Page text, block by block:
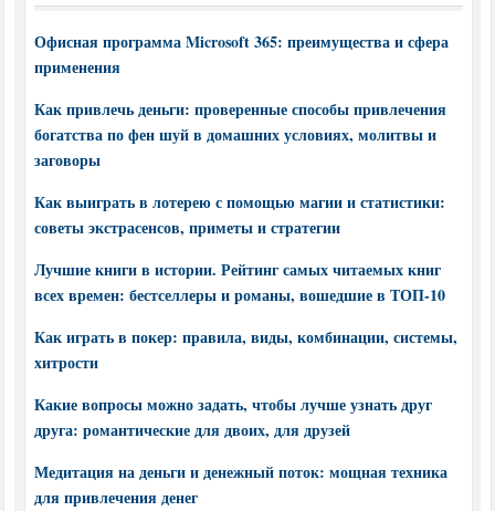
Офисная программа Microsoft 365: преимущества и сфера
применения
Как привлечь деньги: проверенные способы привлечения
богатства по фен шуй в домашних условиях, молитвы и
заговоры
Как выиграть в лотерею с помощью магии и статистики:
советы экстрасенсов, приметы и стратегии
Лучшие книги в истории. Рейтинг самых читаемых книг
всех времен: бестселлеры и романы, вошедшие в ТОП-10
Как играть в покер: правила, виды, комбинации, системы,
хитрости
Какие вопросы можно задать, чтобы лучше узнать друг
друга: романтические для двоих, для друзей
Медитация на деньги и денежный поток: мощная техника
для привлечения денег